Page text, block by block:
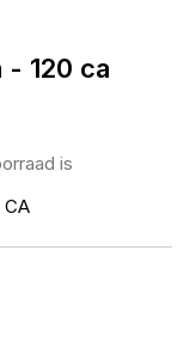
120 ca
is
CA